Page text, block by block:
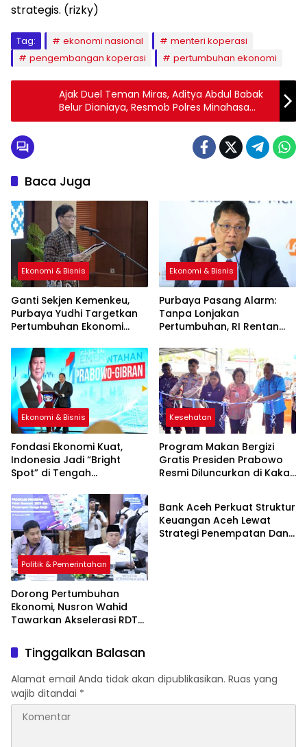
strategis. (rizky)
Tag: ekonomi nasional
menteri koperasi
pengembangan koperasi
pertumbuhan ekonomi
Ajak Duel Teman Miras, Aditya Abdul Babak
Belur Dianiaya, Resmob Polres Minahasa
Tangkap Tiga Pelaku
Baca Juga
Ekonomi & Bisnis
Ganti Sekjen Kemenkeu,
Purbaya Yudhi Targetkan
Pertumbuhan Ekonomi
Ekonomi & Bisnis
Purbaya Pasang Alarm:
Tanpa Lonjakan
Pertumbuhan, RI Rentan
Bergejolak
Ekonomi & Bisnis
Fondasi Ekonomi Kuat,
Indonesia Jadi “Bright
Spot” di Tengah
Kesehatan
Program Makan Bergizi
Gratis Presiden Prabowo
Resmi Diluncurkan di Kakas
anak dan Ibu Hamil
Politik & Pemerintahan
Dorong Pertumbuhan
Ekonomi, Nusron Wahid
Tawarkan Akselerasi RDTR
Ekonomi & Bisnis
Bank Aceh Perkuat Struktur
Keuangan Aceh Lewat
Strategi Penempatan Dana
Tinggalkan Balasan
Alamat email Anda tidak akan dipublikasikan. Ruas yang
wajib ditandai *